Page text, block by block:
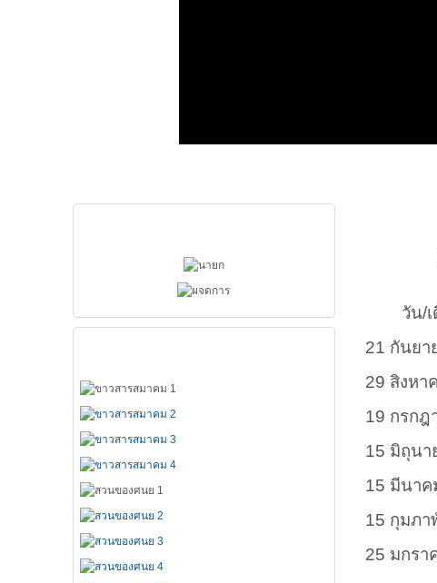
วัน/
21 กันย
29 สิงหา
19 กรกฎ
15 มิถุน
15 มีนา
15 กุมภา
25 มกร